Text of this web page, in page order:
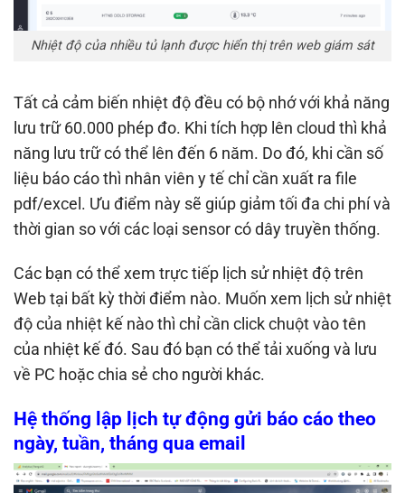
Nhiệt độ của nhiều tủ lạnh được hiển thị trên web giám sát
Tất cả cảm biến nhiệt độ đều có bộ nhớ với khả năng
lưu trữ 60.000 phép đo. Khi tích hợp lên cloud thì khả
năng lưu trữ có thể lên đến 6 năm. Do đó, khi cần số
liệu báo cáo thì nhân viên y tế chỉ cần xuất ra file
pdf/excel. Ưu điểm này sẽ giúp giảm tối đa chi phí và
thời gian so với các loại sensor có dây truyền thống.
Các bạn có thể xem trực tiếp lịch sử nhiệt độ trên
Web tại bất kỳ thời điểm nào. Muốn xem lịch sử nhiệt
độ của nhiệt kế nào thì chỉ cần click chuột vào tên
của nhiệt kế đó. Sau đó bạn có thể tải xuống và lưu
về PC hoặc chia sẻ cho người khác.
Hệ thống lập lịch tự động gửi báo cáo theo
ngày, tuần, tháng qua email